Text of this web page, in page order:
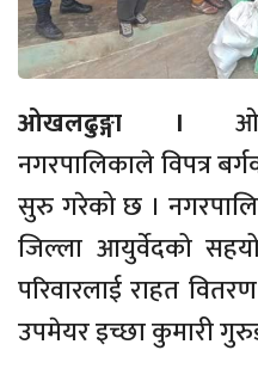
ओखलढुङ्गा ।
नगरपालिकाले विपत्र
सुरु गरेको छ ।
जिल्ला आयुर्वेदको
परिवारलाई राहत
उपमेयर इच्छा कुमारी